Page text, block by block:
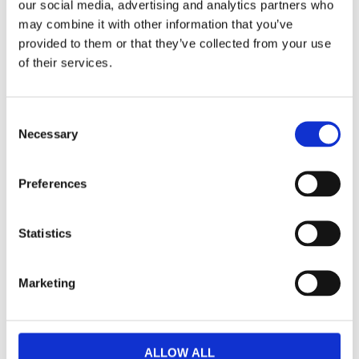
our social media, advertising and analytics partners who
may combine it with other information that you’ve
provided to them or that they’ve collected from your use
of their services.
Selection
Necessary
Preferences
Statistics
Marketing
ALLOW ALL
Bruce Multikappa
Ljusgrå
299,00
Lägg till i favoriter
Bruce Multikappa
Lägg till
Lägg till